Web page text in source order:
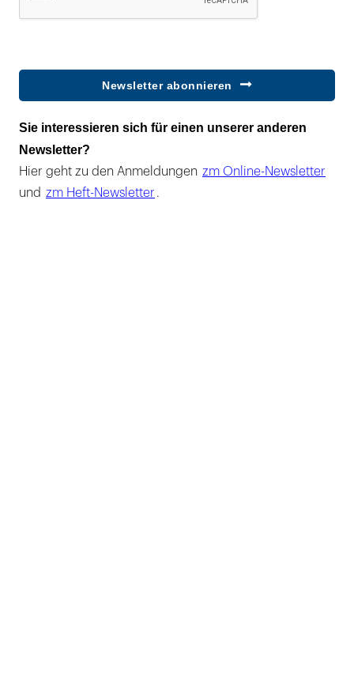
Newsletter abonnieren
Sie interessieren sich für einen unserer anderen
Newsletter?
Hier geht zu den Anmeldungen zm Online-Newsletter
und zm Heft-Newsletter .